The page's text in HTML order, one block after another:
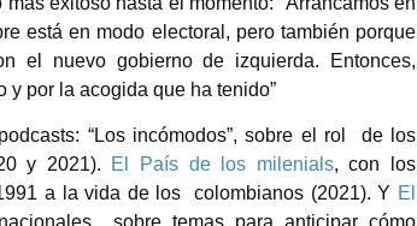
está en modo electoral, pero también porque
el nuevo gobierno de izquierda. Entonces,
por la acogida que ha tenido”
“Los incómodos”, sobre el rol
de los
y 2021). El País de los milenials, con los
a la vida de los
colombianos (2021). Y El
sobre temas para anticipar cómo